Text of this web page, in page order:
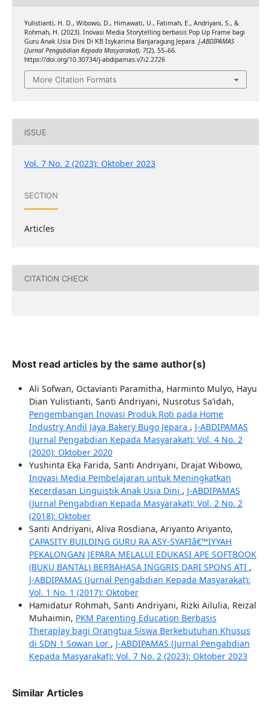
Yulistianti, H. D., Wibowo, D., Himawati, U., Fatimah, E., Andriyani, S., &
Rohmah, H. (2023). Inovasi Media Storytelling berbasis Pop Up Frame bagi
Guru Anak Usia Dini Di KB Isykarima Banjaragung Jepara. J-ABDIPAMAS
(Jurnal Pengabdian Kepada Masyarakat), 7(2), 55–66.
https://doi.org/10.30734/j-abdipamas.v7i2.2726
More Citation Formats
ISSUE
Vol. 7 No. 2 (2023): Oktober 2023
SECTION
Articles
CITATION CHECK
Most read articles by the same author(s)
Ali Sofwan, Octavianti Paramitha, Harminto Mulyo, Hayu
Dian Yulistianti, Santi Andriyani, Nusrotus Sa’idah,
Pengembangan Inovasi Produk Roti pada Home
Industry Andil Jaya Bakery Bugo Jepara , J-ABDIPAMAS
(Jurnal Pengabdian Kepada Masyarakat): Vol. 4 No. 2
(2020): Oktober 2020
Yushinta Eka Farida, Santi Andriyani, Drajat Wibowo,
Inovasi Media Pembelajaran untuk Meningkatkan
Kecerdasan Linguistik Anak Usia Dini , J-ABDIPAMAS
(Jurnal Pengabdian Kepada Masyarakat): Vol. 2 No. 2
(2018): Oktober
Santi Andriyani, Aliva Rosdiana, Ariyanto Ariyanto,
CAPASITY BUILDING GURU RA ASY-SYAFIâ€™IYYAH
PEKALONGAN JEPARA MELALUI EDUKASI APE SOFTBOOK
(BUKU BANTAL) BERBAHASA INGGRIS DARI SPONS ATI ,
J-ABDIPAMAS (Jurnal Pengabdian Kepada Masyarakat):
Vol. 1 No. 1 (2017): Oktober
Hamidatur Rohmah, Santi Andriyani, Rizki Ailulia, Reizal
Muhaimin, PKM Parenting Education Berbasis
Theraplay bagi Orangtua Siswa Berkebutuhan Khusus
di SDN 1 Sowan Lor , J-ABDIPAMAS (Jurnal Pengabdian
Kepada Masyarakat): Vol. 7 No. 2 (2023): Oktober 2023
Similar Articles